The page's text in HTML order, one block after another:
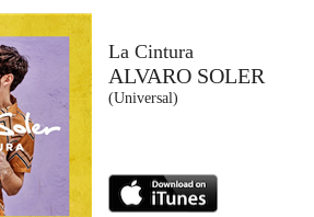
GALLAGHER
Music (WMG)
WITH JOJI
La Cintura
ALVARO SOLER
(Universal)